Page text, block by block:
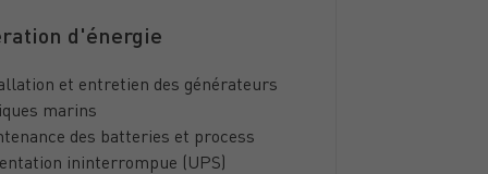
d'énergie
et entretien des générateurs
marins
des batteries et process
ininterrompue (UPS)